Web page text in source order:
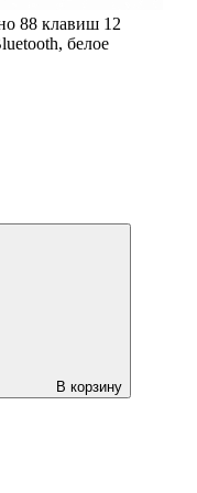
88 клавиш 12
белое
В корзину